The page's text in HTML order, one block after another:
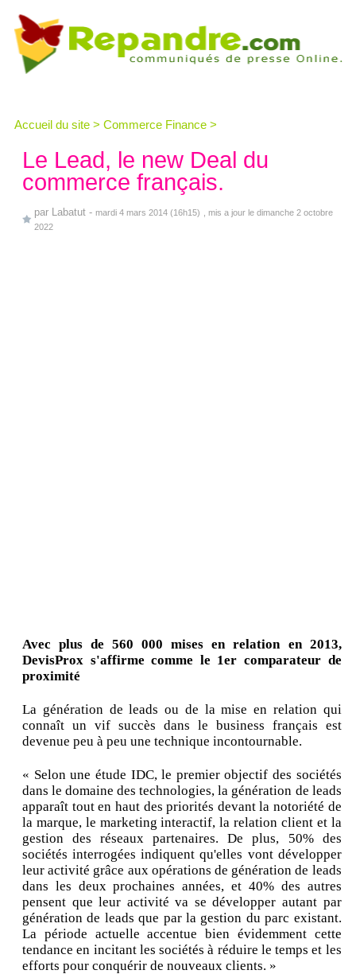
Accueil du site > Commerce Finance >
Le Lead, le new Deal du
commerce français.
par Labatut - mardi 4 mars 2014 (16h15)
, mis a jour le dimanche 2 octobre
2022
Avec plus de 560 000 mises en relation en 2013,
DevisProx s'affirme comme le 1er comparateur de
proximité
La génération de leads ou de la mise en relation qui
connaît un vif succès dans le business français est
devenue peu à peu une technique incontournable.
« Selon une étude IDC, le premier objectif des sociétés
dans le domaine des technologies, la génération de leads
apparaît tout en haut des priorités devant la notoriété de
la marque, le marketing interactif, la relation client et la
gestion des réseaux partenaires. De plus, 50% des
sociétés interrogées indiquent qu'elles vont développer
leur activité grâce aux opérations de génération de leads
dans les deux prochaines années, et 40% des autres
pensent que leur activité va se développer autant par
génération de leads que par la gestion du parc existant.
La période actuelle accentue bien évidemment cette
tendance en incitant les sociétés à réduire le temps et les
efforts pour conquérir de nouveaux clients. »